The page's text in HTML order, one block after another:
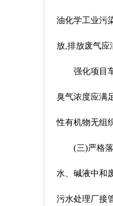
油化学工业污
放,排放废气应
强化项目
臭气浓度应满
性有机物无组
(三)严格
水、碱液中和
污水处理厂接